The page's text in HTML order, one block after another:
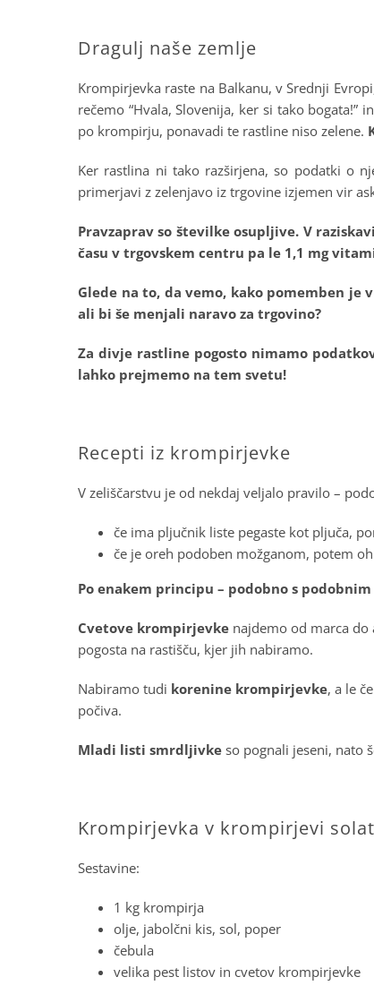
Dragulj naše zemlje
Krompirjevka raste na Balkanu, v Srednji
rečemo “Hvala, Slovenija, ker si tako
po krompirju, ponavadi te rastline niso zelene.
Ker rastlina ni tako razširjena, so podatki o
primerjavi z zelenjavo iz trgovine izjemen vir
Pravzaprav so številke osupljive. V
času v trgovskem centru pa le 1,1 mg
Glede na to, da vemo, kako pomemben
ali bi še menjali naravo za trgovino?
Za divje rastline pogosto nimamo
lahko prejmemo na tem svetu!
Recepti iz krompirjevke
V zeliščarstvu je od nekdaj veljalo pravilo –
če ima pljučnik liste pegaste kot pljuča,
če je oreh podoben možganom, potem
Po enakem principu – podobno s
Cvetove krompirjevke najdemo od marca
pogosta na rastišču, kjer jih nabiramo.
Nabiramo tudi korenine krompirjevke, a le
počiva.
Mladi listi smrdljivke so pognali jeseni, nato
Krompirjevka v krompirjevi
Sestavine:
1 kg krompirja
olje, jabolčni kis, sol, poper
čebula
velika pest listov in cvetov krompirjevke